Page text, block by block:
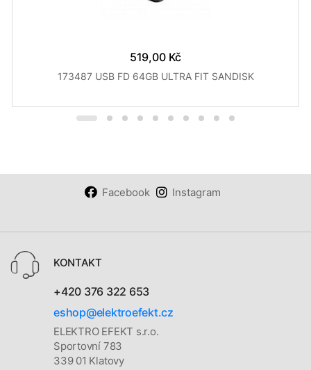
519,00 Kč
173487 USB FD 64GB ULTRA FIT SANDISK
Facebook Instagram
KONTAKT
+420 376 322 653
eshop@elektroefekt.cz
ELEKTRO EFEKT s.r.o.
Sportovní 783
339 01 Klatovy